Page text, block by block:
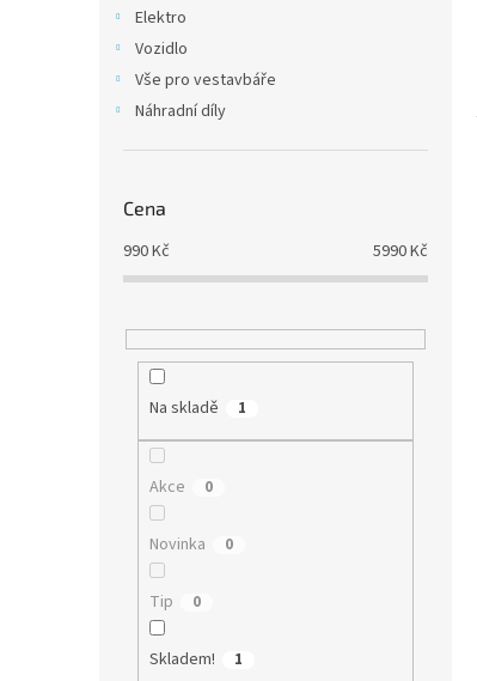
Elektro
Vozidlo
Vše pro vestavbáře
Náhradní díly
Cena
990Kč 5990Kč
Na skladě 1
Akce 0
Novinka 0
Tip 0
Skladem! 1